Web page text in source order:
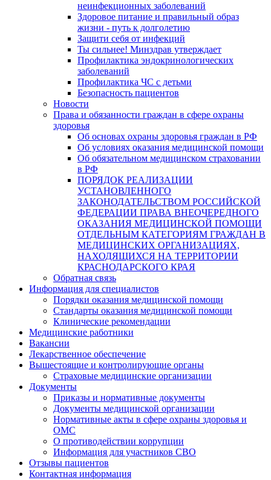
неинфекционных заболеваний
Здоровое питание и правильный образ
жизни - путь к долголетию
Защити себя от инфекций
Ты сильнее! Минздрав утверждает
Профилактика эндокринологических
заболеваний
Профилактика ЧС с детьми
Безопасность пациентов
Новости
Права и обязанности граждан в сфере охраны
здоровья
Об основах охраны здоровья граждан в РФ
Об условиях оказания медицинской помощи
Об обязательном медицинском страховании
в РФ
ПОРЯДОК РЕАЛИЗАЦИИ
УСТАНОВЛЕННОГО
ЗАКОНОДАТЕЛЬСТВОМ РОССИЙСКОЙ
ФЕДЕРАЦИИ ПРАВА ВНЕОЧЕРЕДНОГО
ОКАЗАНИЯ МЕДИЦИНСКОЙ ПОМОЩИ
ОТДЕЛЬНЫМ КАТЕГОРИЯМ ГРАЖДАН В
МЕДИЦИНСКИХ ОРГАНИЗАЦИЯХ,
НАХОДЯЩИХСЯ НА ТЕРРИТОРИИ
КРАСНОДАРСКОГО КРАЯ
Обратная связь
Информация для специалистов
Порядки оказания медицинской помощи
Стандарты оказания медицинской помощи
Клинические рекомендации
Медицинские работники
Вакансии
Лекарственное обеспечение
Вышестоящие и контролирующие органы
Страховые медицинские организации
Документы
Приказы и нормативные документы
Документы медицинской организации
Нормативные акты в сфере охраны здоровья и
ОМС
О противодействии коррупции
Информация для участников СВО
Отзывы пациентов
Контактная информация